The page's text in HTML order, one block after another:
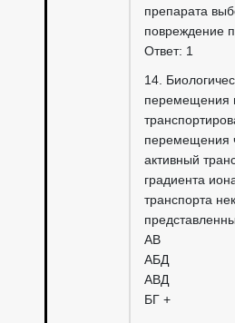
препарата
повреждение
Ответ: 1
14.
перемещения
перемещения
активный
градиента
транспорта
АВ
АБД
АВД
БГ +